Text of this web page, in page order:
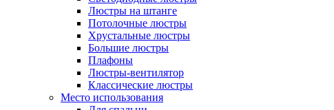
Люстры на штанге
Потолочные люстры
Хрустальные люстры
Большие люстры
Плафоны
Люстры-вентилятор
Классические люстры
Место использования